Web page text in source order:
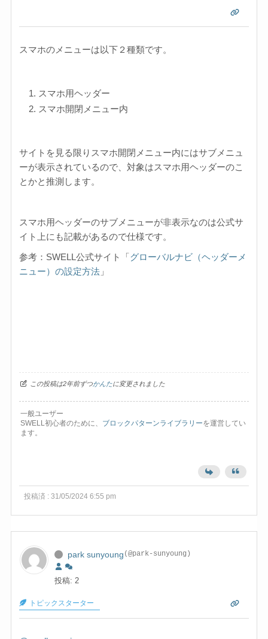
スマホのメニューは以下２種類です。
スマホ用ヘッダー
スマホ開閉メニュー内
サイトを見る限りスマホ開閉メニュー内にはサブメニュ
ーが表示されているので、対象はスマホ用ヘッダーのこ
とかと推測します。
スマホ用ヘッダーのサブメニューが非表示なのは公式サ
イト上にも記載があるので仕様です。
参考：SWELL公式サイト「グローバルナビ（ヘッダーメ
ニュー）の設定方法」
この投稿は2年前ずつかんたに変更されました
一般ユーザー
SWELL初心者のために、 ブロックパターンライブラリーを運営してい
ます。
投稿済 : 31/05/2024 6:55 pm
park sunyoung (@park-sunyoung)
投稿: 2
トピックスターター